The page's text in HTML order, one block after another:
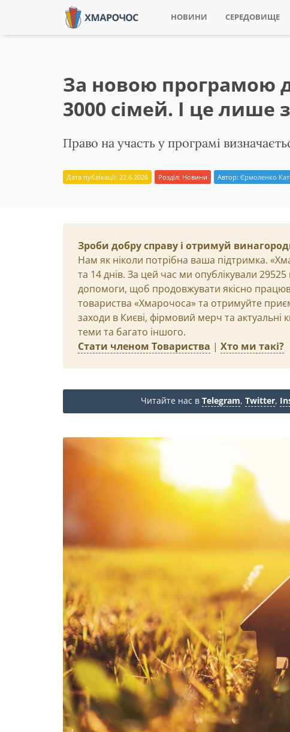
НОВИНИ СЕРЕДОВИЩЕ
За новою програмою
3000 сімей. І це лише
Право на участь у програмі
Дата публікації: 22.6.2026 Розділ: Новини Автор: Єрмоленко
Зроби добру справу і отримуй
Нам як ніколи потрібна ваша підтримка.
та 14 днів. За цей час ми опублікували
допомоги, щоб продовжувати якісно
товариства «Хмарочоса» та отримуйте
заходи в Києві, фірмовий мерч та
теми та багато іншого.
Стати членом Товариства | Хто ми такі?
Читайте нас в Telegram, Twitter,